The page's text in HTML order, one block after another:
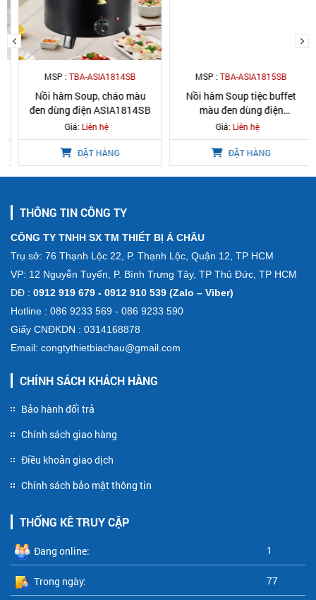
MSP :TBA-ASIA1814SB
Nồi hâm Soup, cháo màu
đen dùng điện ASIA1814SB
Giá:Liên hệ
ĐẶT HÀNG
MSP :TBA-ASIA1815SB
Nồi hâm Soup tiệc buffet
màu đen dùng điện
ASIA1815SB
Giá:Liên hệ
ĐẶT HÀNG
THÔNG TIN CÔNG TY
CÔNG TY TNHH SX TM THIẾT BỊ Á CHÂU
Trụ sở: 76 Thạnh Lộc 22, P. Thạnh Lộc, Quận 12, TP HCM
VP: 12 Nguyễn Tuyển, P. Bình Trưng Tây, TP Thủ Đức, TP HCM
DĐ : 0912 919 679 - 0912 910 539 (Zalo – Viber)
Hotline : 086 9233 569 - 086 9233 590
Giấy CNĐKDN : 0314168878
Email: congtythietbiachau@gmail.com
CHÍNH SÁCH KHÁCH HÀNG
Bảo hành đổi trả
Chính sách giao hàng
Điều khoản giao dịch
Chính sách bảo mật thông tin
THỐNG KÊ TRUY CẬP
Đang online: 1
Trong ngày: 77